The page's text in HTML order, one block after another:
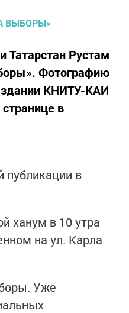
Татарстан Рустам
Фотографию
здании КНИТУ-КАИ
в
публикации в
ханум в 10 утра
на ул. Карла
Уже